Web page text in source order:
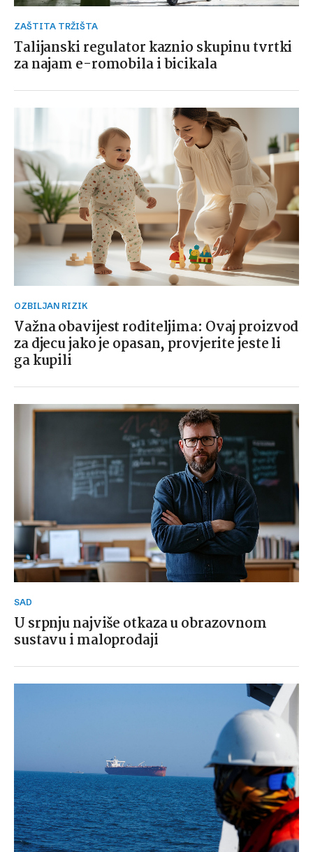
ZAŠTITA TRŽIŠTA
Talijanski regulator kaznio skupinu tvrtki
za najam e-romobila i bicikala
OZBILJAN RIZIK
Važna obavijest roditeljima: Ovaj proizvod
za djecu jako je opasan, provjerite jeste li
ga kupili
SAD
U srpnju najviše otkaza u obrazovnom
sustavu i maloprodaji